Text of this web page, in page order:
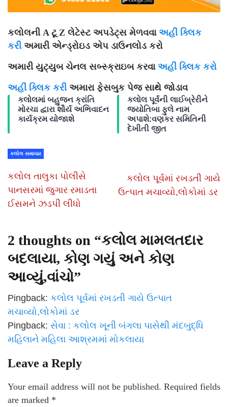
કલોલની A ટૂ Z લેટેસ્ટ અપડેટ્સ મેળવવા અહીં ક્લિક
કરી અમારી એન્ડ્રોઇડ એપ ડાઉનલોડ કરો
અમારી યુટ્યુબ ચેનલ સબ્સ્ક્રાઇબ કરવા અહીં ક્લિક કરો
અહીં ક્લિક કરી અમારા ફેસબુક પેજ સાથે જોડાવ
કલોલમાં બહુજન ક્રાંતિ
મોરચા દ્વારા શૌર્ય અભિવાદન
કાર્યક્રમ યોજાશે
કલોલ પૂર્વની લાઈબ્રેરીને
જ્યોતિબા ફુલે નામ
અપાશે:વણકર સમિતિની
દેખીતી જીત
કલોલ સમાચાર
કલોલ તાલુકા પોલીસે
પાનસરમાં જુગાર રમાડતા
ઈસમને ઝડપી લીધો
કલોલ પૂર્વમાં રખડતી ગાયે
ઉત્પાત મચાવ્યો,લોકોમાં ડર
2 thoughts on “કલોલ મામલતદાર
બદલાયા, કોણ ગયું અને કોણ
આવ્યું,વાંચો”
Pingback: કલોલ પૂર્વમાં રખડતી ગાયે ઉત્પાત
મચાવ્યો,લોકોમાં ડર
Pingback: સેવા : કલોલ ખૂની બંગલા પાસેથી મંદબુદ્ધિ
મહિલાને મહિલા આશ્રમમાં મોકલાયા
Leave a Reply
Your email address will not be published. Required fields
are marked *